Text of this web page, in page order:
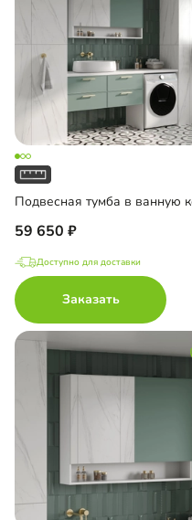
59 650
Доступно для доставки
Заказать